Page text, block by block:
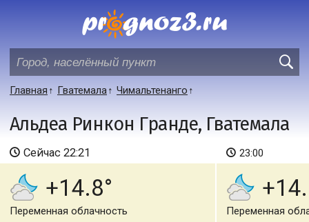
Главная Гватемала Чимальтенанго
Альдеа Ринкон Гранде, Гватемала
Сейчас 22:21
+14.8
Переменная облачность
23:00
Переменная